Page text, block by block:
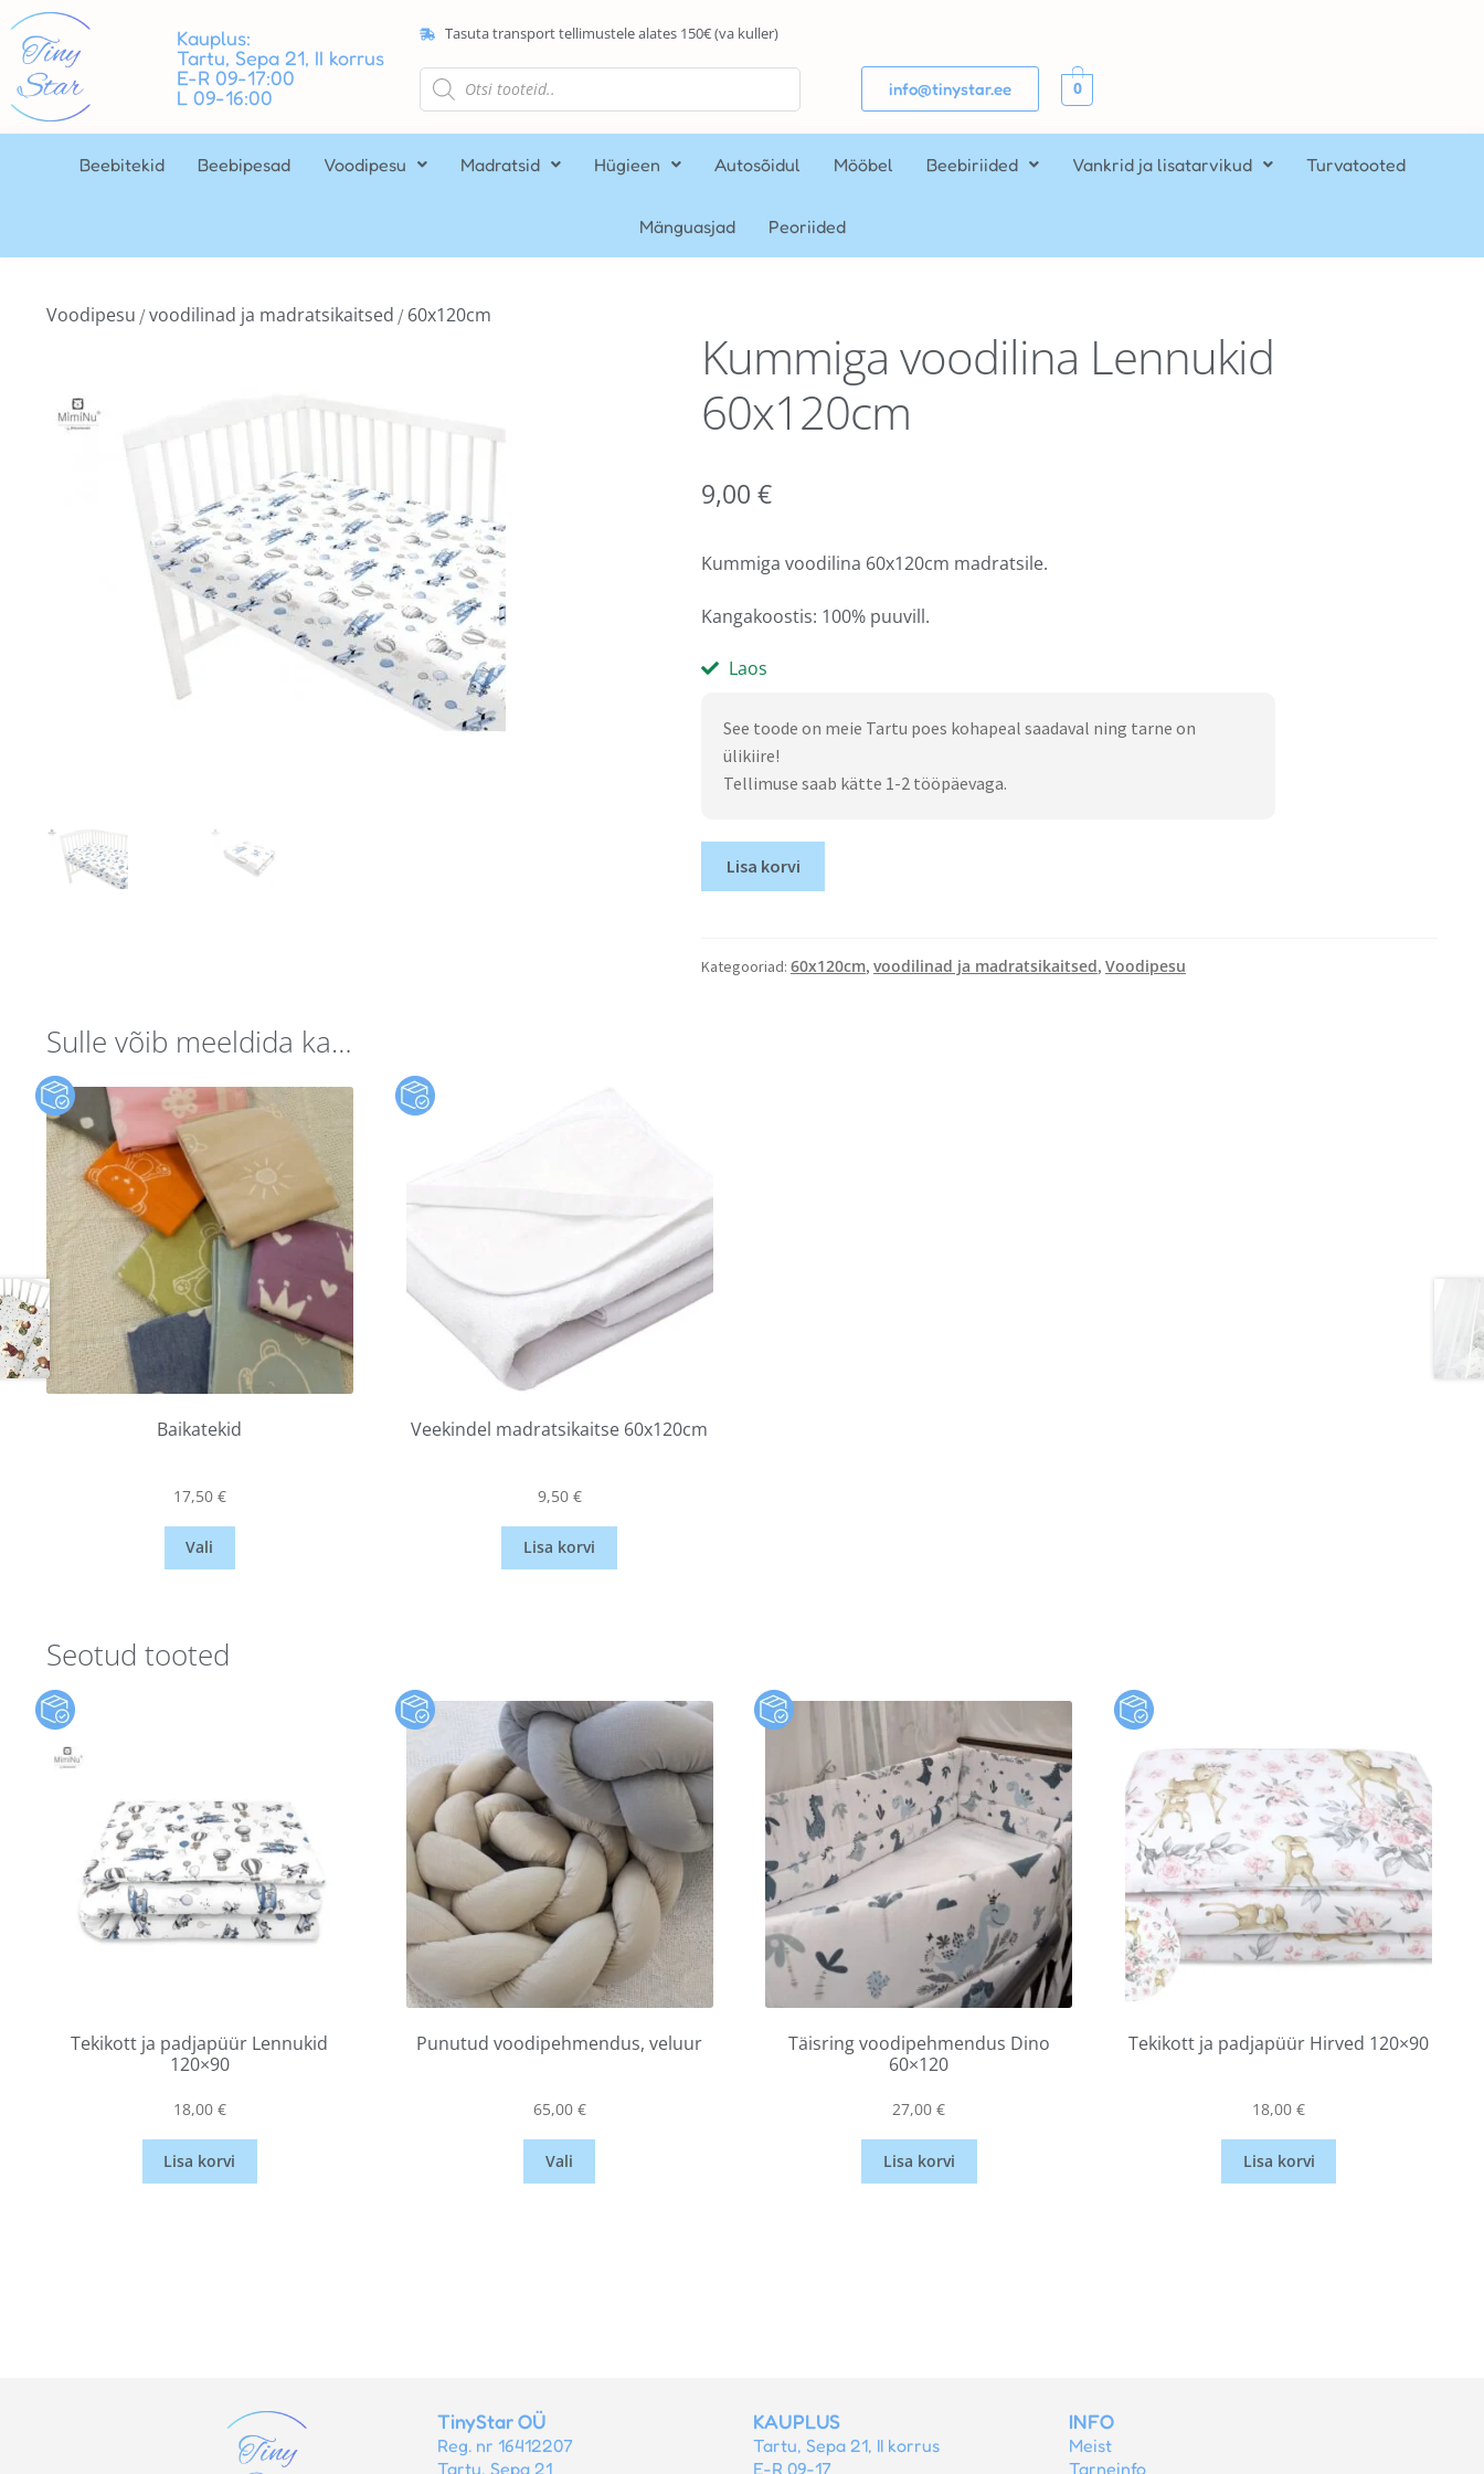
Kauplus:
Tartu, Sepa 21, II korrus
E-R 09-17:00
L 09-16:00
Tasuta transport tellimustele alates 150€ (va kuller)
info@tinystar.ee 0
Beebitekid Beebipesad Voodipesu Madratsid Hügieen Autosõidul Mööbel Beebiriided Vankrid ja lisatarvikud Turvatooted
Mänguasjad Peoriided
Voodipesu /voodilinad ja madratsikaitsed / 60x120cm
Kummiga voodilina Lennukid
60x120cm
9,00 €
Kummiga voodilina 60x120cm madratsile.
Kangakoostis: 100% puuvill.
Laos
See toode on meie Tartu poes kohapeal saadaval ning tarne on
ülikiire!
Tellimuse saab kätte 1-2 tööpäevaga.
Lisa korvi
Kategooriad: 60x120cm, voodilinad ja madratsikaitsed, Voodipesu
Sulle võib meeldida ka…
Baikatekid
17,50 €
Vali
Veekindel madratsikaitse 60x120cm
9,50 €
Lisa korvi
Seotud tooted
Tekikott ja padjapüür Lennukid
120×90
18,00 €
Lisa korvi
Punutud voodipehmendus, veluur
65,00 €
Vali
Täisring voodipehmendus Dino
60×120
27,00€
Lisa korvi
Tekikott ja padjapüür Hirved 120×90
18,00€
Lisa korvi
TinyStar OÜ
Reg. nr 16412207
Tartu, Sepa 21
KAUPLUS
Tartu, Sepa 21, II korrus
E-R 09-17
INFO
Meist
Tarneinfo